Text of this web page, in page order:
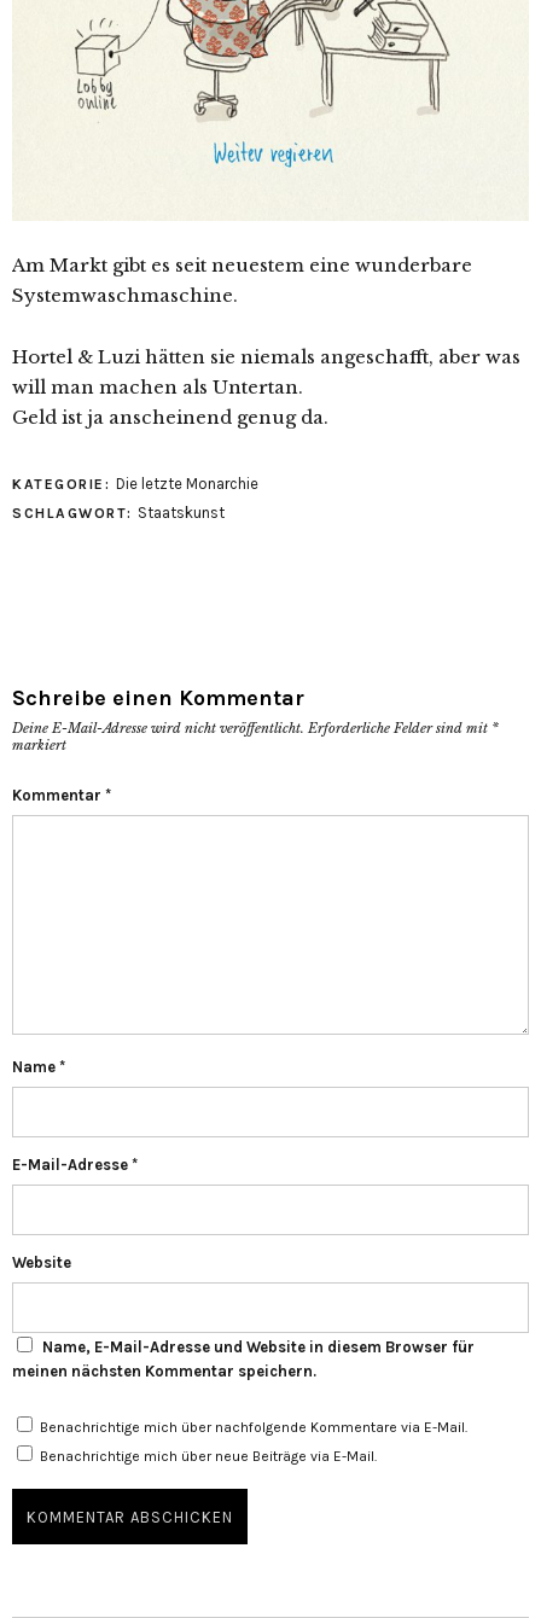
Am Markt gibt es seit neuestem eine wunderbare
Systemwaschmaschine.
Hortel & Luzi hätten sie niemals angeschafft, aber was
will man machen als Untertan.
Geld ist ja anscheinend genug da.
KATEGORIE: Die letzte Monarchie
SCHLAGWORT: Staatskunst
Schreibe einen Kommentar
Deine E-Mail-Adresse wird nicht veröffentlicht. Erforderliche Felder sind mit *
markiert
Kommentar *
Name *
E-Mail-Adresse *
Website
Name, E-Mail-Adresse und Website in diesem Browser für
meinen nächsten Kommentar speichern.
Benachrichtige mich über nachfolgende Kommentare via E-Mail.
Benachrichtige mich über neue Beiträge via E-Mail.